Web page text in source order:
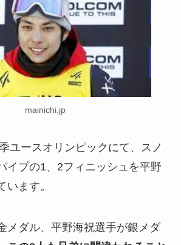
mainichi.jp
ユースオリンピックにて、スノ
イプの1、2フィニッシュを平野
います。
メダル、平野海祝選手が銀メダ